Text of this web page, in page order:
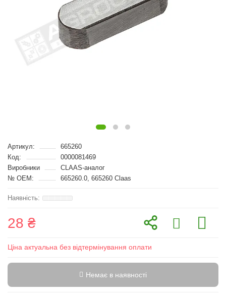
Артикул:
665260
Код:
0000081469
Виробники
CLAAS-аналог
№ OEM:
665260.0, 665260 Claas
28 ₴
Ціна актуальна без відтермінування оплати
Немає в наявності